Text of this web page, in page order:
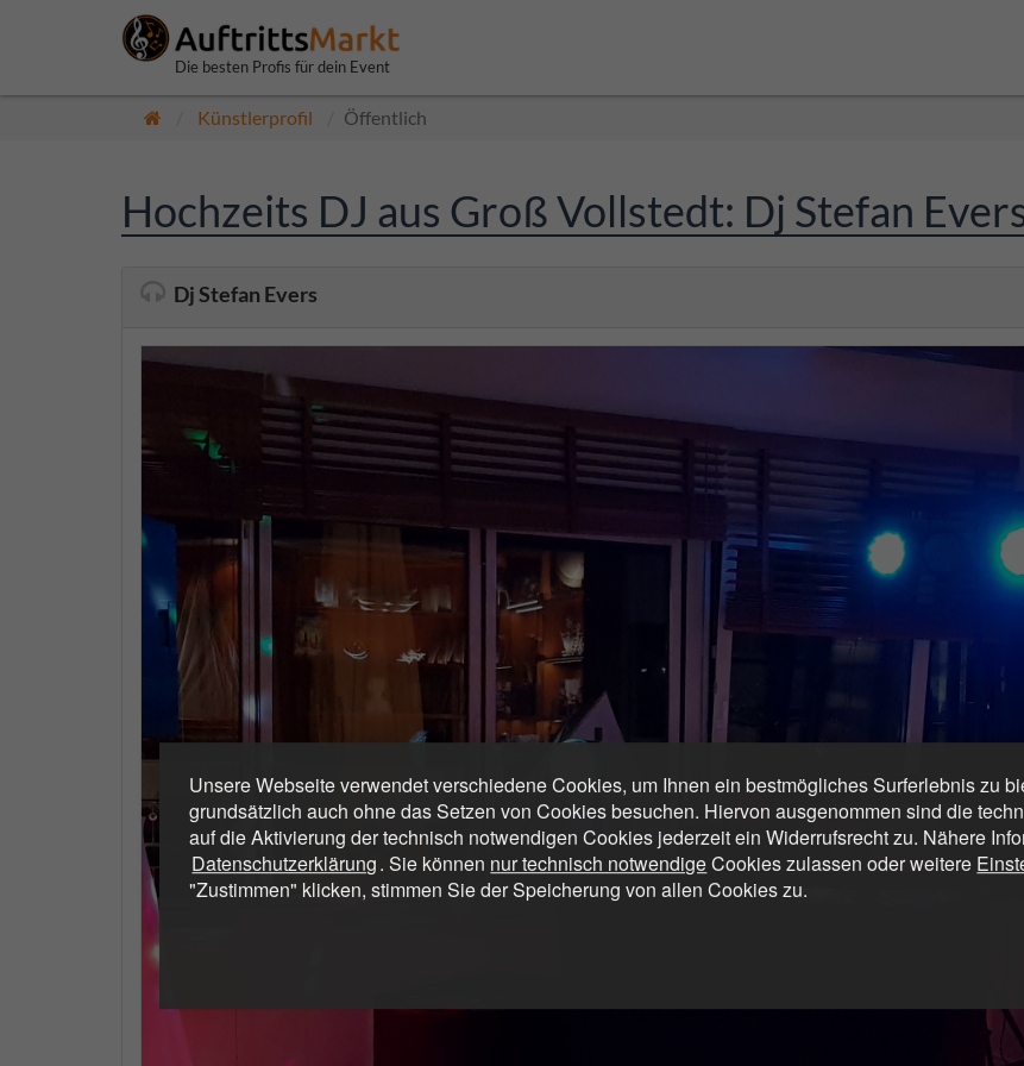
Unsere Webseite verwendet verschiedene Cookies, um Ihnen ein bestmögliches Surferlebnis zu
grundsätzlich auch ohne das Setzen von Cookies besuchen. Hiervon ausgenommen sind die
auf die Aktivierung der technisch notwendigen Cookies jederzeit ein Widerrufsrecht zu. Nähere
Datenschutzerklärung. Sie können nur technisch notwendigeCookies zulassen oder weitere
"Zustimmen" klicken, stimmen Sie der Speicherung von allen Cookies zu.
Die besten Profis für dein Event
Künstlerprofil Öffentlich
Hochzeits DJ aus Groß Vollstedt: Dj Stefan
Dj Stefan Evers